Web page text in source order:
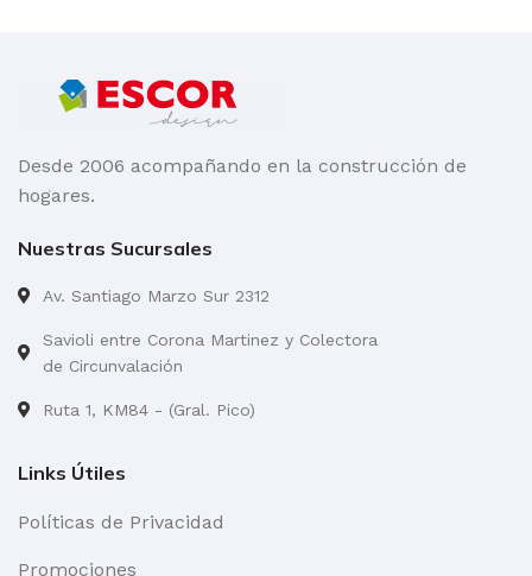
Desde 2006 acompañando en la construcción de
hogares.
Nuestras Sucursales
Av. Santiago Marzo Sur 2312
Savioli entre Corona Martinez y Colectora
de Circunvalación
Ruta 1, KM84 - (Gral. Pico)
Links Útiles
Políticas de Privacidad
Promociones